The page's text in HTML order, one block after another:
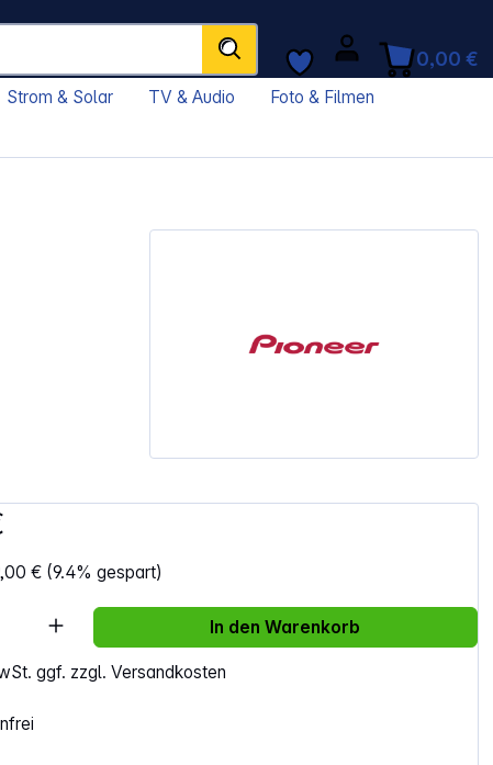
0,00 €
Strom & Solar TV & Audio
Foto & Filmen
€ (9.4% gespart)
ggf. zzgl. Versandkosten
Gib den gewünschten Wert ein
In den Warenkorb